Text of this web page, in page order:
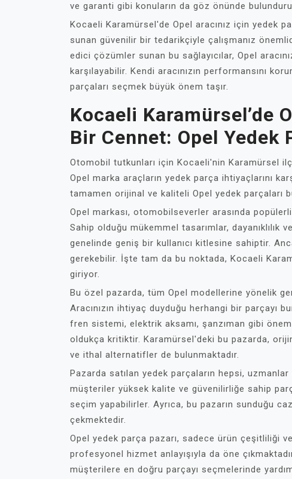
ve garanti gibi konuların da göz önünde
Kocaeli Karamürsel'de Opel aracınız için yedek
sunan güvenilir bir tedarikçiyle çalışmanız
edici çözümler sunan bu sağlayıcılar, Opel
karşılayabilir. Kendi aracınızın performansını
parçaları seçmek büyük önem taşır.
Kocaeli Karamürsel’de
Bir Cennet: Opel Yedek
Otomobil tutkunları için Kocaeli'nin Karamürsel
Opel marka araçların yedek parça ihtiyaçlarını
tamamen orijinal ve kaliteli Opel yedek parçaları
Opel markası, otomobilseverler arasında
Sahip olduğu mükemmel tasarımlar, dayanıklılık
genelinde geniş bir kullanıcı kitlesine sahiptir.
gerekebilir. İşte tam da bu noktada, Kocaeli
giriyor.
Bu özel pazarda, tüm Opel modellerine yönelik
Aracınızın ihtiyaç duyduğu herhangi bir parçayı
fren sistemi, elektrik aksamı, şanzıman gibi
oldukça kritiktir. Karamürsel'deki bu pazarda,
ve ithal alternatifler de bulunmaktadır.
Pazarda satılan yedek parçaların hepsi,
müşteriler yüksek kalite ve güvenilirliğe sahip
seçim yapabilirler. Ayrıca, bu pazarın sunduğu
çekmektedir.
Opel yedek parça pazarı, sadece ürün çeşitliliği
profesyonel hizmet anlayışıyla da öne
müşterilere en doğru parçayı seçmelerinde